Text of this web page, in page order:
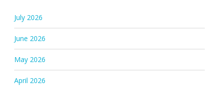
July 2026
June 2026
May 2026
April 2026